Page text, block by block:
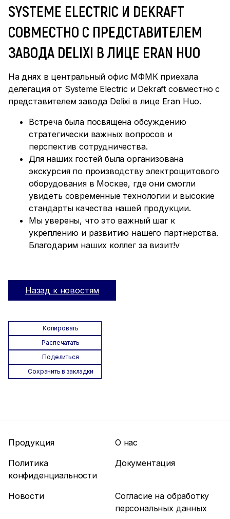
SYSTEME ELECTRIC И DEKRAFT
СОВМЕСТНО С ПРЕДСТАВИТЕЛЕМ
ЗАВОДА DELIXI В ЛИЦЕ ERAN HUO
На днях в центральный офис МФМК приехала
делегация от Systeme Electric и Dekraft совместно с
представителем завода Delixi в лице Eran Huo.
Встреча была посвящена обсуждению
стратегически важных вопросов и
перспектив сотрудничества.
Для наших гостей была организована
экскурсия по производству электрощитового
оборудования в Москве, где они смогли
увидеть современные технологии и высокие
стандарты качества нашей продукции.
Мы уверены, что это важный шаг к
укреплению и развитию нашего партнерства.
Благодарим наших коллег за визит!v
Назад к новостям
Копировать
Распечатать
Поделиться
Сохранить в закладки
Продукция
О нас
Политика
конфиденциальности
Документация
Новости
Согласие на обработку
персональных данных